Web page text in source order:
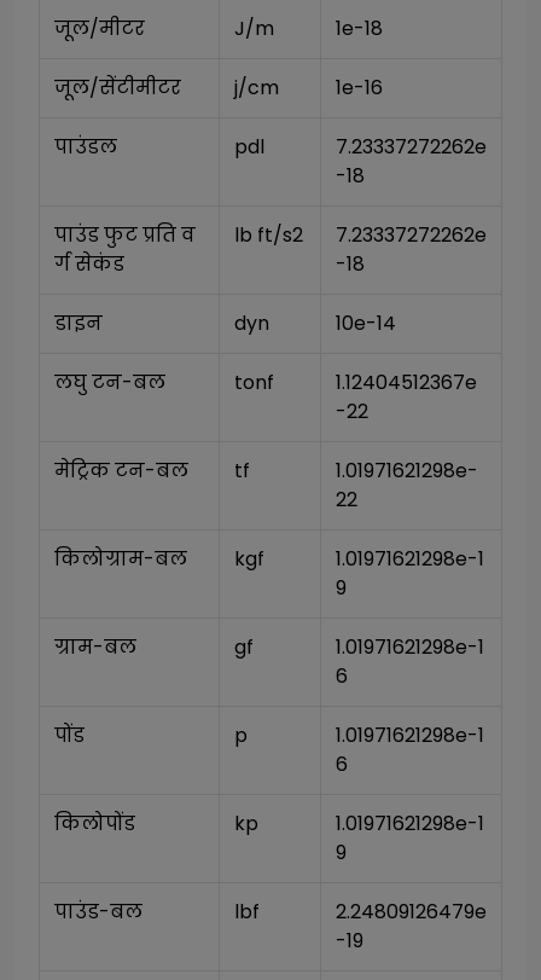
जूल/मीटर J/m 1e-18
जूल/सेंटीमीटर j/cm 1e-16
पाउंडल pdl
7.23337272262e
-18
पाउंड फुट प्रति व
र्ग सेकंड
lb ft/s2
7.23337272262e
-18
डाइन dyn 10e-14
लघु टन-बल tonf
1.12404512367e
-22
मेट्रिक टन-बल tf
1.01971621298e-
22
किलोग्राम-बल kgf
1.01971621298e-1
9
ग्राम-बल gf
1.01971621298e-1
6
पोंड p
1.01971621298e-1
6
किलोपोंड kp
1.01971621298e-1
9
पाउंड-बल lbf
2.24809126479e
-19